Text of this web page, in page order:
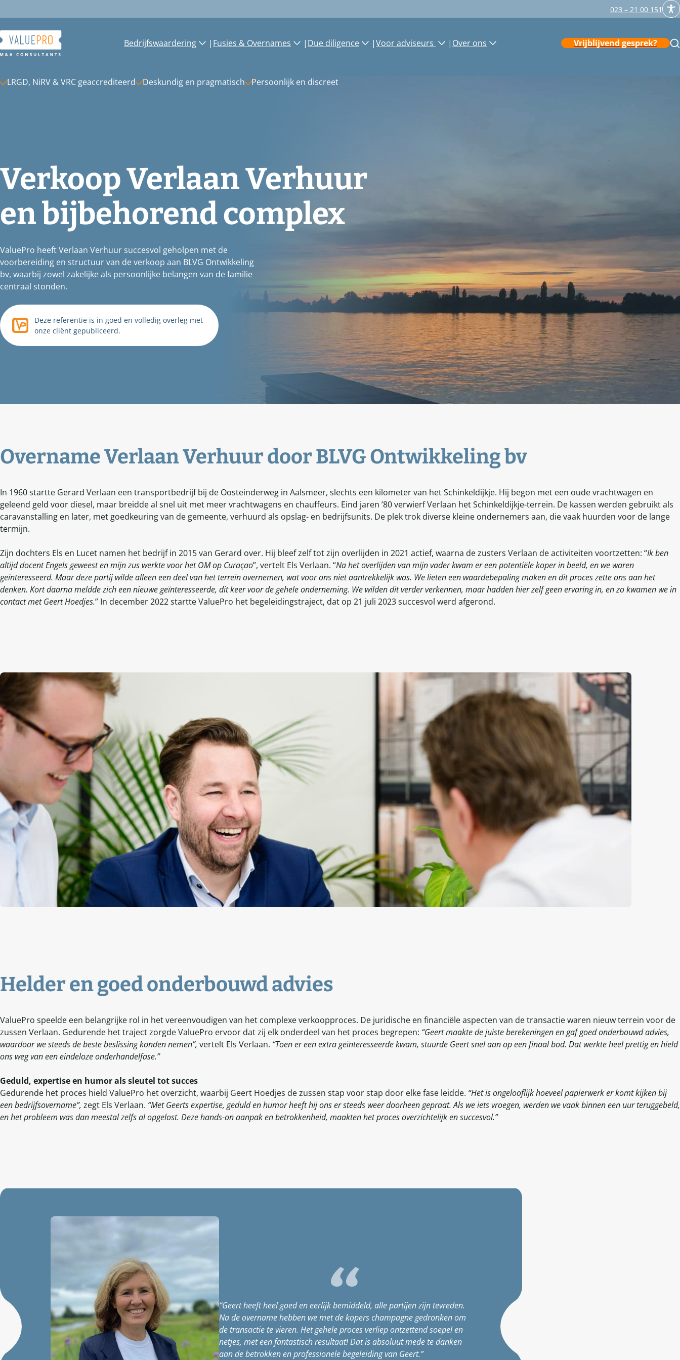
naar
de
inhoud
023 – 21 00 151
Bedrijfswaardering | Fusies & Overnames | Due diligence |Voor adviseurs | Over ons Vrijblijvend gesprek?
LRGD, NiRV & VRC geaccrediteerd Deskundig en pragmatisch Persoonlijk en discreet
Verkoop Verlaan Verhuur
en bijbehorend complex
ValuePro heeft Verlaan Verhuur succesvol geholpen met de
voorbereiding en structuur van de verkoop aan BLVG Ontwikkeling
bv, waarbij zowel zakelijke als persoonlijke belangen van de familie
centraal stonden.
Deze referentie is in goed en volledig overleg met
onze cliënt gepubliceerd.
Overname Verlaan Verhuur door BLVG Ontwikkeling bv
In 1960 startte Gerard Verlaan een transportbedrijf bij de Oosteinderweg in Aalsmeer, slechts een kilometer van het Schinkeldijkje. Hij begon met een oude vrachtwagen en
geleend geld voor diesel, maar breidde al snel uit met meer vrachtwagens en chauffeurs. Eind jaren ’80 verwierf Verlaan het Schinkeldijkje-terrein. De kassen werden gebruikt als
caravanstalling en later, met goedkeuring van de gemeente, verhuurd als opslag- en bedrijfsunits. De plek trok diverse kleine ondernemers aan, die vaak huurden voor de lange
termijn.
Zijn dochters Els en Lucet namen het bedrijf in 2015 van Gerard over. Hij bleef zelf tot zijn overlijden in 2021 actief, waarna de zusters Verlaan de activiteiten voortzetten: “Ik ben
altijd docent Engels geweest en mijn zus werkte voor het OM op Curaçao”, vertelt Els Verlaan. “Na het overlijden van mijn vader kwam er een potentiële koper in beeld, en we waren
geïnteresseerd. Maar deze partij wilde alleen een deel van het terrein overnemen, wat voor ons niet aantrekkelijk was. We lieten een waardebepaling maken en dit proces zette ons aan het
denken. Kort daarna meldde zich een nieuwe geïnteresseerde, dit keer voor de gehele onderneming. We wilden dit verder verkennen, maar hadden hier zelf geen ervaring in, en zo kwamen we in
contact met Geert Hoedjes.” In december 2022 startte ValuePro het begeleidingstraject, dat op 21 juli 2023 succesvol werd afgerond.
Helder en goed onderbouwd advies
ValuePro speelde een belangrijke rol in het vereenvoudigen van het complexe verkoopproces. De juridische en financiële aspecten van de transactie waren nieuw terrein voor de
zussen Verlaan. Gedurende het traject zorgde ValuePro ervoor dat zij elk onderdeel van het proces begrepen: “Geert maakte de juiste berekeningen en gaf goed onderbouwd advies,
waardoor we steeds de beste beslissing konden nemen”, vertelt Els Verlaan. “Toen er een extra geïnteresseerde kwam, stuurde Geert snel aan op een finaal bod. Dat werkte heel prettig en hield
ons weg van een eindeloze onderhandelfase.”
Geduld, expertise en humor als sleutel tot succes
Gedurende het proces hield ValuePro het overzicht, waarbij Geert Hoedjes de zussen stap voor stap door elke fase leidde. “Het is ongelooflijk hoeveel papierwerk er komt kijken bij
een bedrijfsovername”, zegt Els Verlaan. “Met Geerts expertise, geduld en humor heeft hij ons er steeds weer doorheen gepraat. Als we iets vroegen, werden we vaak binnen een uur teruggebeld,
en het probleem was dan meestal zelfs al opgelost. Deze hands-on aanpak en betrokkenheid, maakten het proces overzichtelijk en succesvol.”
“Geert heeft heel goed en eerlijk bemiddeld, alle partijen zijn tevreden.
Na de overname hebben we met de kopers champagne gedronken om
de transactie te vieren. Het gehele proces verliep ontzettend soepel en
netjes, met een fantastisch resultaat! Dat is absoluut mede te danken
aan de betrokken en professionele begeleiding van Geert.”